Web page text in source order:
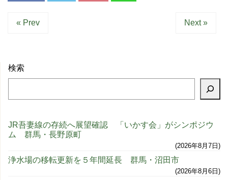
« Prev Next »
検索
JR吾妻線の存続へ展望確認 「いかす会」がシンポジウ
ム 群馬・長野原町
2026年8月7日
浄水場の移転更新を５年間延長 群馬・沼田市
2026年8月6日